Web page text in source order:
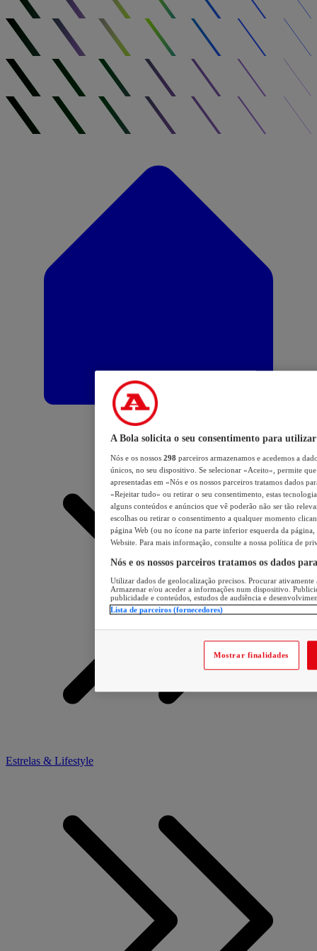
Estrelas & Lifestyle
A Bola solicita o seu consentimento para utilizar
Nós e os nossos 298 parceiros armazenamos e acedemos a
únicos, no seu dispositivo. Se selecionar «Aceito», permite
apresentadas em «Nós e os nossos parceiros tratamos dados
«Rejeitar tudo» ou retirar o seu consentimento, estas
alguns conteúdos e anúncios que vê poderão não ser tão
escolhas ou retirar o consentimento a qualquer momento
página Web (ou no ícone na parte inferior esquerda da página,
Website. Para mais informação, consulte a nossa política de
Nós e os nossos parceiros tratamos os dados
Utilizar dados de geolocalização precisos. Procurar
Armazenar e/ou aceder a informações num dispositivo.
publicidade e conteúdos, estudos de audiência e
Lista de parceiros (fornecedores)
Mostrar finalidades